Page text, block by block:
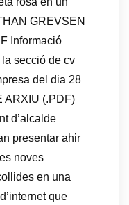
GREVSEN
Informació
secció de cv
del dia 28
ARXIU (.PDF)
d’alcalde
presentar ahir
noves
en una
que